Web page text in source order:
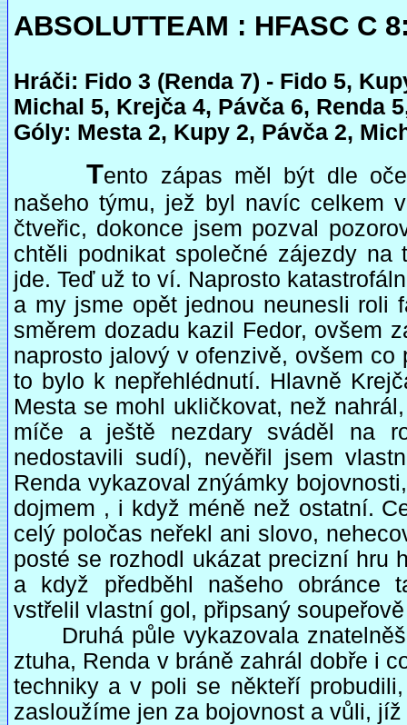
ABSOLUTTEAM : HFASC C
Hráči: Fido 3 (Renda 7) - Fido 5,
Michal 5, Krejča 4, Pávča 6, Renda
Góly: Mesta 2, Kupy 2, Pávča 2,
Tento zápas měl být dle
našeho týmu, jež byl navíc celkem
čtveřic, dokonce jsem pozval
chtěli podnikat společné zájezdy na
jde. Teď už to ví. Naprosto
a my jsme opět jednou neunesli roli
směrem dozadu kazil Fedor, ovšem
naprosto jalový v ofenzivě, ovšem co
to bylo k nepřehlédnutí. Hlavně
Mesta se mohl ukličkovat, než
míče a ještě nezdary sváděl na
nedostavili sudí), nevěřil jsem
Renda vykazoval znýámky
dojmem , i když méně než ostatní.
celý poločas neřekl ani slovo,
posté se rozhodl ukázat precizní hru
a když předběhl našeho obránce
vstřelil vlastní gol, připsaný
Druhá půle vykazovala znatelněš
ztuha, Renda v bráně zahrál dobře i
techniky a v poli se někteří
zasloužíme jen za bojovnost a vůli,